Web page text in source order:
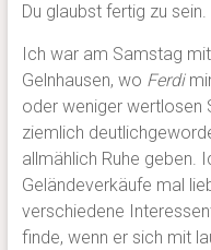
Du glaubst fertig zu sein.
Ich war am Samstag mit
Gelnhausen, wo Ferdi
oder weniger wertlosen
ziemlich
allmählich Ruhe geben.
Geländeverkäufe mal
verschiedene
finde, wenn er sich mit